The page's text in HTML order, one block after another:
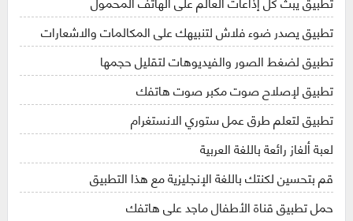
تطبيق يصدر ضوء فلاش لتنبيهك على المكالمات والاشعارات
تطبيق لضغط الصور والفيديوهات لتقليل حجمها
تطبيق لإصلاح صوت مكبر صوت هاتفك
تطبيق لتعلم طرق عمل ستوري الانستغرام
لعبة ألغاز رائعة باللغة العربية
قم بتحسين لكنتك باللغة الإنجليزية مع هذا التطبيق
حمل تطبيق قناة الأطفال ماجد على هاتفك